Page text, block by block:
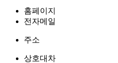
홈페이지
전자메일
주소
상호대차